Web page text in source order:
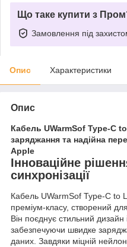
Що таке купити з
Замовлення під
Опис Характеристики
Опис
Кабель UWarmSof Type-C
заряджання та надійна
Apple
Інноваційне
синхронізації
Кабель UWarmSof Type-C to
преміум-класу, створений
Він поєднує стильний дизайн
забезпечуючи швидке
даних. Завдяки міцній